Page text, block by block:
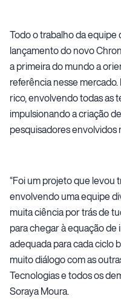
Todo o trabalho da
lançamento do novo
a primeira do mundo a
referência nesse
rico, envolvendo todas as
impulsionando a criação
pesquisadores envolvidos
“Foi um projeto que levou
envolvendo uma equipe
muita ciência por trás de
para chegar à equação
adequada para cada ciclo
muito diálogo com as
Tecnologias e todos os
Soraya Moura.